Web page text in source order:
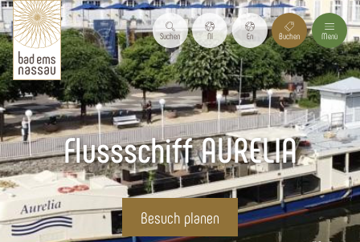
Suchen Nl En Buchen Menü
Flussschiff AURELIA
Besuch planen